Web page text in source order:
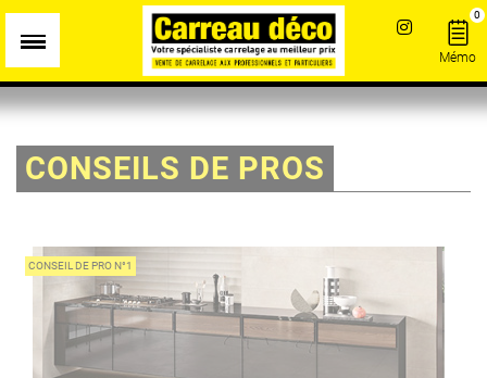
0
Mémo
CONSEILS DE PROS
CONSEIL DE PRO N°1
Panneau de gestion des cookies